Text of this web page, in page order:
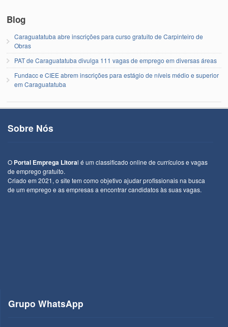
Blog
Caraguatatuba abre inscrições para curso gratuito de Carpinteiro de
Obras
PAT de Caraguatatuba divulga 111 vagas de emprego em diversas áreas
Fundacc e CIEE abrem inscrições para estágio de níveis médio e superior
em Caraguatatuba
Sobre Nós
O Portal Emprega Litoral é um classificado online de currículos e vagas
de emprego gratuito.
Criado em 2021, o site tem como objetivo ajudar profissionais na busca
de um emprego e as empresas a encontrar candidatos às suas vagas.
Grupo WhatsApp